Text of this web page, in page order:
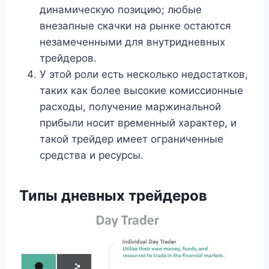
динамическую позицию; любые
внезапные скачки на рынке остаются
незамеченными для внутридневных
трейдеров.
У этой роли есть несколько недостатков,
таких как более высокие комиссионные
расходы, получение маржинальной
прибыли носит временный характер, и
такой трейдер имеет ограниченные
средства и ресурсы.
Типы дневных трейдеров